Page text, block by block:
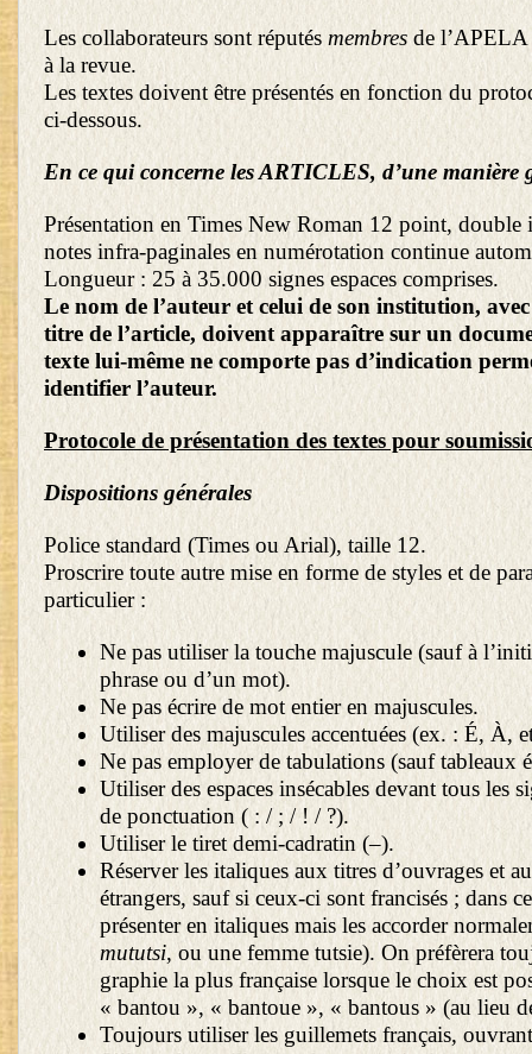
Les collaborateurs sont réputés membres de l’APELA
à la revue.
Les textes doivent être présentés en fonction du
ci-dessous.
En ce qui concerne les ARTICLES, d’une manière
Présentation en Times New Roman 12 point, double
notes infra-paginales en numérotation continue
Longueur : 25 à 35.000 signes espaces comprises.
Le nom de l’auteur et celui de son institution,
titre de l’article, doivent apparaître sur un
texte lui-même ne comporte pas d’indication
identifier l’auteur.
Protocole de présentation des textes pour
Dispositions générales
Police standard (Times ou Arial), taille 12.
Proscrire toute autre mise en forme de styles et de
particulier :
Ne pas utiliser la touche majuscule (sauf à
phrase ou d’un mot).
Ne pas écrire de mot entier en majuscules.
Utiliser des majuscules accentuées (ex. : É, À,
Ne pas employer de tabulations (sauf tableaux
Utiliser des espaces insécables devant tous les
de ponctuation ( : / ; / ! / ?).
Utiliser le tiret demi-cadratin (–).
Réserver les italiques aux titres d’ouvrages et
étrangers, sauf si ceux-ci sont francisés ; dans
présenter en italiques mais les accorder
mututsi, ou une femme tutsie). On préfèrera
graphie la plus française lorsque le choix est
« bantou », « bantoue », « bantous » (au lieu
Toujours utiliser les guillemets français,